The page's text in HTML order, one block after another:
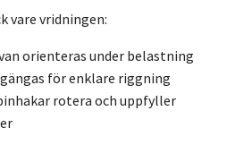
vare vridningen:
orienteras under belastning
för enklare riggning
rotera och uppfyller